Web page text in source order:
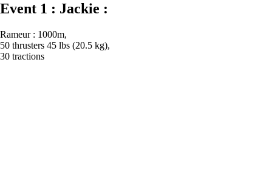
Event 1 : Jackie :
Rameur : 1000m,
50 thrusters 45 lbs (20.5 kg),
30 tractions